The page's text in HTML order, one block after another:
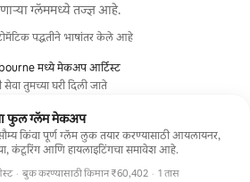
ग्लॅममध्ये तज्ज्ञ आहे.
पद्धतीने भाषांतर केले आहे
मध्ये मेकअप आर्टिस्ट
सेवा तुमच्या घरी दिली जाते
फुल ग्लॅम मेकअप
सौम्य किंवा पूर्ण ग्लॅम लुक तयार करण्यासाठी आयलायनर,
कंटूरिंग आणि हायलाइटिंगचा समावेश आहे.
गेस्ट· बुक करण्यासाठी किमान ₹60,402 · 1 तास